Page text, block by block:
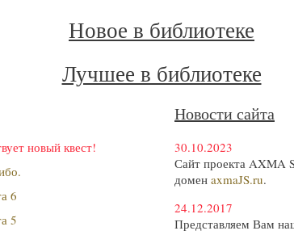
Новое в библиотеке
Лучшее в библиотеке
новый квест!
6
5
Новости сайта
30.10.2023
Сайт проекта AXMA
домен axmaJS.ru.
24.12.2017
Представляем Вам